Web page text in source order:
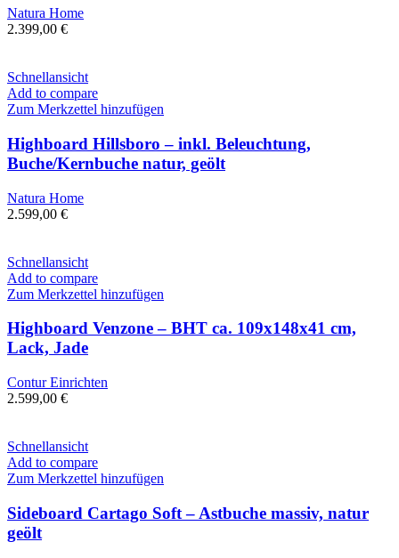
Natura Home
2.399,00 €
Schnellansicht
Add to compare
Zum Merkzettel hinzufügen
Highboard Hillsboro – inkl. Beleuchtung,
Buche/Kernbuche natur, geölt
Natura Home
2.599,00 €
Schnellansicht
Add to compare
Zum Merkzettel hinzufügen
Highboard Venzone – BHT ca. 109x148x41 cm,
Lack, Jade
Contur Einrichten
2.599,00 €
Schnellansicht
Add to compare
Zum Merkzettel hinzufügen
Sideboard Cartago Soft – Astbuche massiv, natur
geölt